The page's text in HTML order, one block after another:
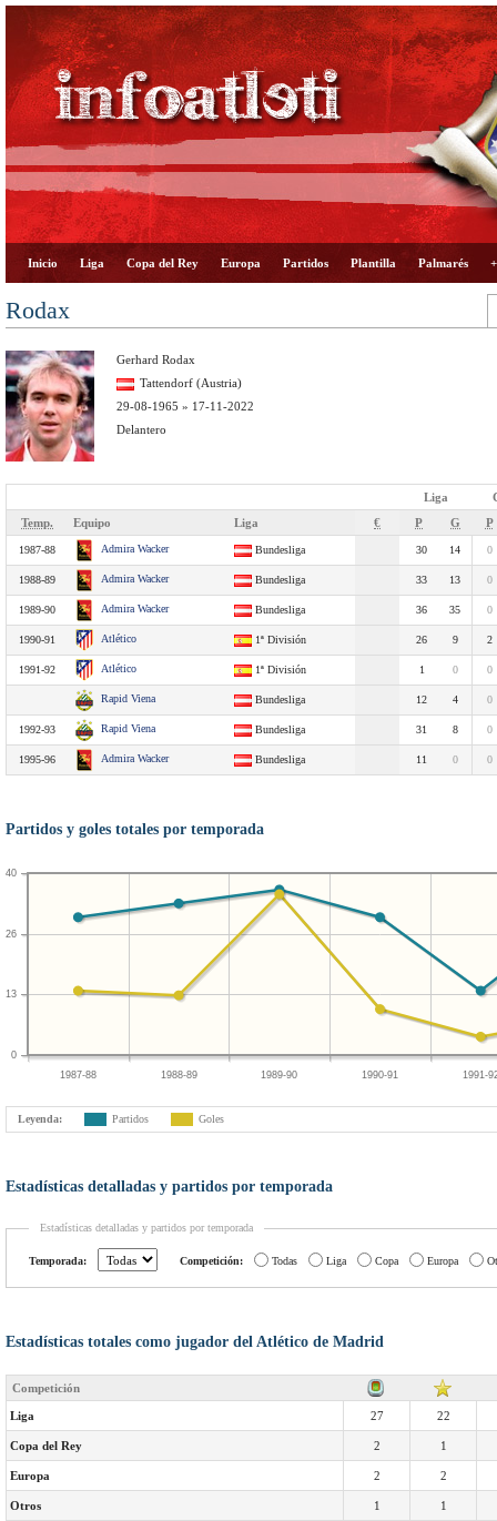
Inicio Liga Copa del Rey Europa Partidos Plantilla Palmarés
Rodax
Gerhard Rodax
Tattendorf (Austria)
29-08-1965 » 17-11-2022
Delantero
Liga
Temp.
Equipo Liga € P G P
1987-88 Admira Wacker Bundesliga 30 14 0
1988-89 Admira Wacker Bundesliga 33 13 0
1989-90 Admira Wacker Bundesliga 36 35 0
1990-91 Atlético 1ª División 26 9 2
1991-92 Atlético 1ª División 1 0 0
Rapid Viena Bundesliga 12 4 0
1992-93 Rapid Viena Bundesliga 31 8 0
1995-96 Admira Wacker Bundesliga 11 0 0
Partidos y goles totales por temporada
1987-88 1988-89 1989-90 1990-91 1991-
0
13
26
40
Leyenda: Partidos Goles
Estadísticas detalladas y partidos por temporada
Estadísticas detalladas y partidos por temporada
Temporada: Competición: Todas Liga Copa Europa
Estadísticas totales como jugador del Atlético de Madrid
Competición
Liga 27 22
Copa del Rey 2 1
Europa 2 2
Otros 1 1